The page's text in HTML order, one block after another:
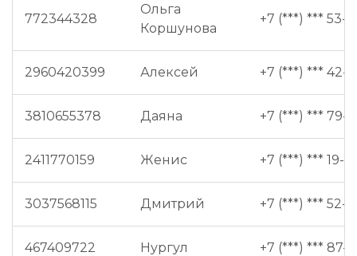
772344328
Ольга
Коршунова
+7 (***) *** 53-
2960420399 Алексей +7 (***) *** 42-
3810655378 Даяна +7 (***) *** 79-11
2411770159 Женис +7 (***) *** 19-
3037568115 Дмитрий +7 (***) *** 52-
467409722 Нургул +7 (***) *** 87-